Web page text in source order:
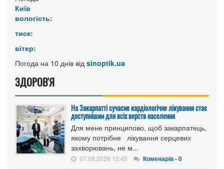
Київ
вологість:
тиск:
вітер:
Погода на 10 днів від sinoptik.ua
ЗДОРОВ'Я
На Закарпатті сучасне кардіологічне лікування стає
доступнішим для всіх верств населення
Для мене принципово, щоб закарпатець,
якому потрібне лікування серцевих
захворювань, не м...
07.08.2026 15:45 Коменарів - 0